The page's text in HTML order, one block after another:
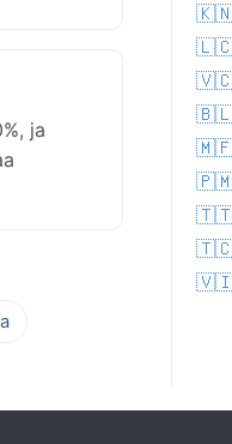
ja
🇰🇳
🇱🇨
🇻🇨
🇧🇱
🇲🇫
🇵🇲
🇹🇹
🇹🇨
🇻🇮